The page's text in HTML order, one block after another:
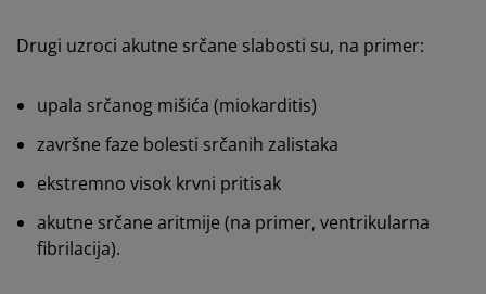
Drugi uzroci akutne srčane slabosti su, na primer:
upala srčanog mišića (miokarditis)
završne faze bolesti srčanih zalistaka
ekstremno visok krvni pritisak
akutne srčane aritmije (na primer, ventrikularna
fibrilacija).